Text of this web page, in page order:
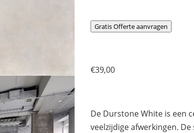
Gratis Offerte aanvragen
€39,00
De Durstone White is een
veelzijdige afwerkingen.